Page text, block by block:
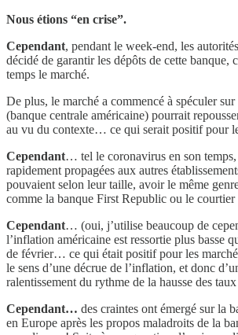
Nous étions “en crise”.
Cependant, pendant le week-end, les
décidé de garantir les dépôts de cette banque,
temps le marché.
De plus, le marché a commencé à spéculer
(banque centrale américaine) pourrait
au vu du contexte… ce qui serait positif pour
Cependant… tel le coronavirus en son temps,
rapidement propagées aux autres
pouvaient selon leur taille, avoir le même
comme la banque First Republic ou le
Cependant… (oui, j’utilise beaucoup de
l’inflation américaine est ressortie plus basse
de février… ce qui était positif pour les
le sens d’une décrue de l’inflation, et donc
ralentissement du rythme de la hausse des
Cependant… des craintes ont émergé sur la
en Europe après les propos maladroits de la